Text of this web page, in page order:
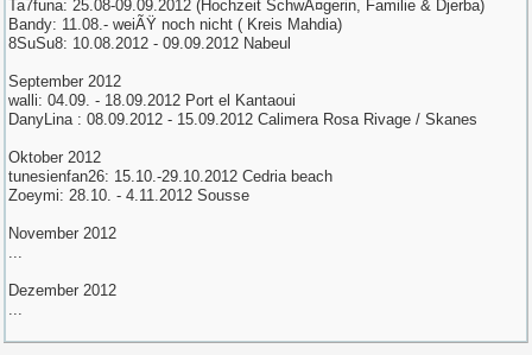
Ta7funa: 25.08-09.09.2012 (Hochzeit SchwÃ¤gerin, Familie & Djerba)
Bandy: 11.08.- weiÃŸ noch nicht ( Kreis Mahdia)
8SuSu8: 10.08.2012 - 09.09.2012 Nabeul
September 2012
walli: 04.09. - 18.09.2012 Port el Kantaoui
DanyLina : 08.09.2012 - 15.09.2012 Calimera Rosa Rivage / Skanes
Oktober 2012
tunesienfan26: 15.10.-29.10.2012 Cedria beach
Zoeymi: 28.10. - 4.11.2012 Sousse
November 2012
...
Dezember 2012
...